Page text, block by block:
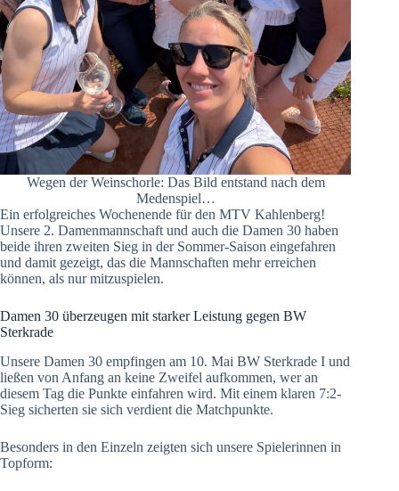
Wegen der Weinschorle: Das Bild entstand nach dem
Medenspiel…
Ein erfolgreiches Wochenende für den MTV Kahlenberg!
Unsere 2. Damenmannschaft und auch die Damen 30 haben
beide ihren zweiten Sieg in der Sommer-Saison eingefahren
und damit gezeigt, das die Mannschaften mehr erreichen
können, als nur mitzuspielen.
Damen 30 überzeugen mit starker Leistung gegen BW
Sterkrade
Unsere Damen 30 empfingen am 10. Mai BW Sterkrade I und
ließen von Anfang an keine Zweifel aufkommen, wer an
diesem Tag die Punkte einfahren wird. Mit einem klaren 7:2-
Sieg sicherten sie sich verdient die Matchpunkte.
Besonders in den Einzeln zeigten sich unsere Spielerinnen in
Topform: